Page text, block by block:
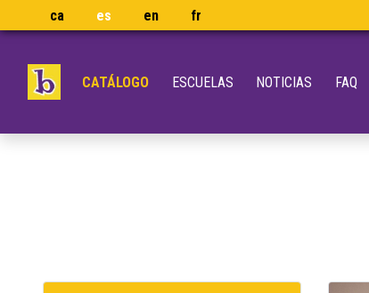
ca es en fr
CATÁLOGO ESCUELAS NOTICIAS FAQ